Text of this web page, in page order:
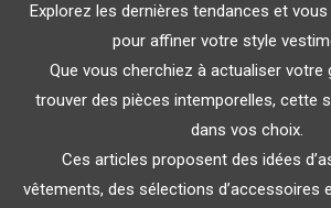
Explorez les dernières tendances et
pour affiner votre style
Que vous cherchiez à actualiser votre
trouver des pièces intemporelles, cette
dans vos choix.
Ces articles proposent des idées
vêtements, des sélections d’accessoires